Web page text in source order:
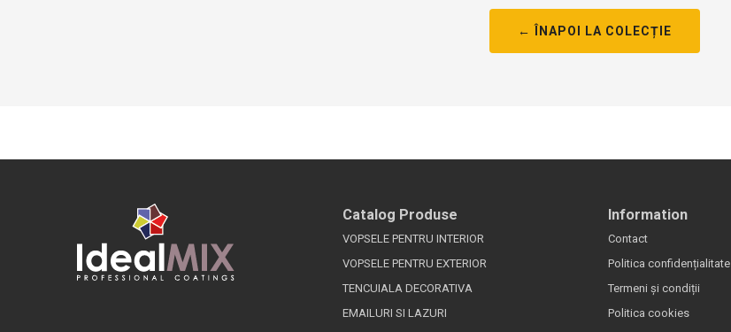
← ÎNAPOI LA COLECȚIE
Catalog Produse
VOPSELE PENTRU INTERIOR
VOPSELE PENTRU EXTERIOR
TENCUIALA DECORATIVA
EMAILURI SI LAZURI
Information
Contact
Politica confidențialitate
Termeni și condiții
Politica cookies